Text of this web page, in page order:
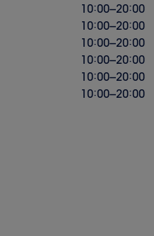
10:00–20:00
10:00–20:00
10:00–20:00
10:00–20:00
10:00–20:00
10:00–20:00